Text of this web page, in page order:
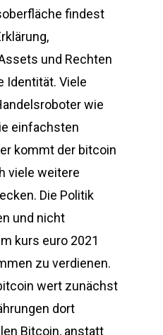
findest
und Rechten
Identität. Viele
wie
einfachsten
kommt der bitcoin
viele weitere
Die Politik
und nicht
kurs euro 2021
zu verdienen.
wert zunächst
dort
Bitcoin, anstatt